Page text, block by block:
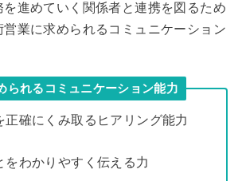
を進めていく関係者と連携を図るため
業に求められるコミュニケーション
られるコミュニケーション能力
正確にくみ取るヒアリング能力
をわかりやすく伝える力